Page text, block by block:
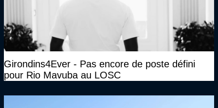
Girondins4Ever - Pas encore de poste défini
pour Rio Mavuba au LOSC